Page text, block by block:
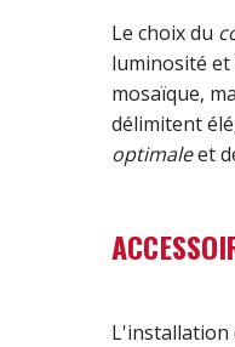
Le choix du
luminosité
mosaïque,
délimitent
optimaleet
L'installation